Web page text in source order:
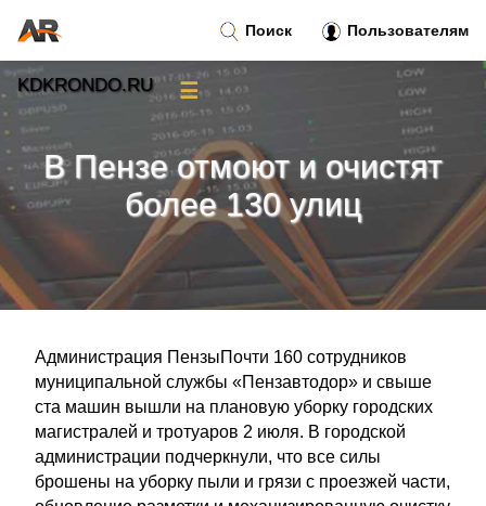
В Пензе отмоют и очистят
более 130 улиц
Администрация ПензыПочти 160 сотрудников
муниципальной службы «Пензавтодор» и свыше
ста машин вышли на плановую уборку городских
магистралей и тротуаров 2 июля. В городской
администрации подчеркнули, что все силы
брошены на уборку пыли и грязи с проезжей части,
Поиск Пользователям
KDKRONDO.RU ☰
Тренды новостей»
Правила»
Контакт»